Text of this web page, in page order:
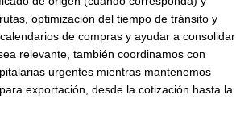
optimización del tiempo de tránsito y
de compras y ayudar a consolidar
relevante, también coordinamos con
urgentes mientras mantenemos
exportación, desde la cotización hasta la